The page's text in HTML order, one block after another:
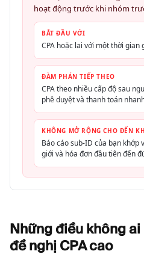
hoạt động trước khi nhóm
BẮT ĐẦU VỚI
CPA hoặc lai với một thời gian
ĐÀM PHÁN TIẾP THEO
CPA theo nhiều cấp độ sau
phê duyệt và thanh toán
KHÔNG MỞ RỘNG CHO ĐẾN
Báo cáo sub-ID của bạn khớp
giới và hóa đơn đầu tiên đến
Những điều không
đề nghị CPAcao